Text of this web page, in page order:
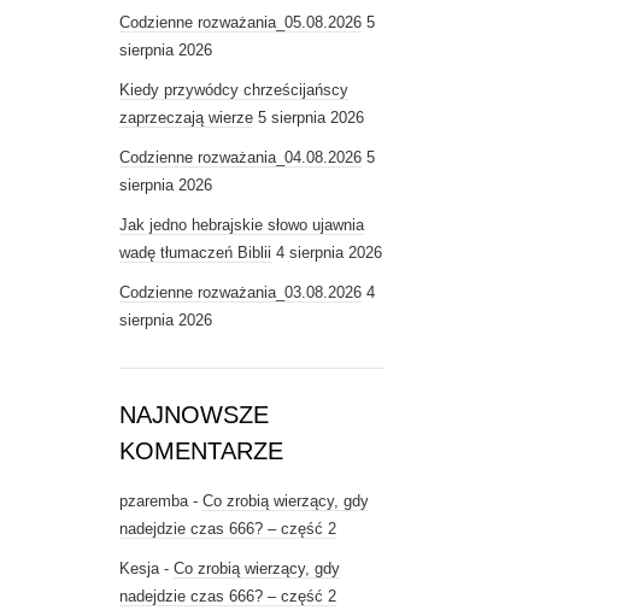
Codzienne rozważania_05.08.2026 5
sierpnia 2026
Kiedy przywódcy chrześcijańscy
zaprzeczają wierze 5 sierpnia 2026
Codzienne rozważania_04.08.2026 5
sierpnia 2026
Jak jedno hebrajskie słowo ujawnia
wadę tłumaczeń Biblii 4 sierpnia 2026
Codzienne rozważania_03.08.2026 4
sierpnia 2026
NAJNOWSZE
KOMENTARZE
pzaremba- Co zrobią wierzący, gdy
nadejdzie czas 666? – część 2
Kesja- Co zrobią wierzący, gdy
nadejdzie czas 666? – część 2